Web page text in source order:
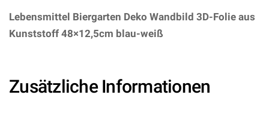
Lebensmittel Biergarten Deko Wandbild 3D-Folie aus
Kunststoff 48×12,5cm blau-weiß
Zusätzliche Informationen